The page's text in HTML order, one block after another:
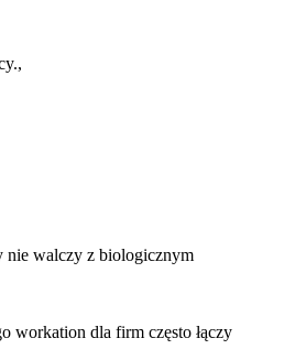
nie walczy z biologicznym
workation dla firm często łączy